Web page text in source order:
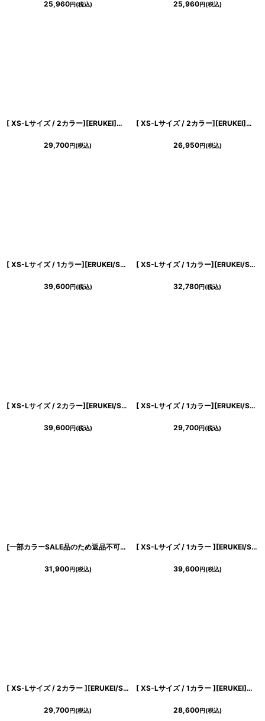
25,960円(税込) 25,960円(税込)
[ XS-Lサイズ / 2カラー][ERUKEI]アメリカンスリーブ・シフォン・花柄・プリント・スリット・セクシー・Aライン・ロングドレス[送料無料]
29,700円(税込)
[ XS-Lサイズ / 2カラー][ERUKEI]総レース・ネックビジュー・ラインストーン・ノースリーブ・スリット・マーメイド・ロングドレス[送料無料]
26,950円(税込)
[ XS-Lサイズ / 1カラー][ERUKEI/SETTAN]総レース・コルセット風・ビーズ スパンコール刺?・エレガント・Aライン・ロングドレス[送料無料]
39,600円(税込)
[ XS-Lサイズ / 1カラー][ERUKEI/SETTAN]レッド×ブラック・サテン・レース・長袖・シアー・タイト・マーメイド・ロングドレス[送料無料]
32,780円(税込)
[ XS-Lサイズ / 2カラー][ERUKEI/SETTAN]ホワイト・レッド・総レース・シアー・オフショルダー・コルセット風・スリット・マーメイド・ロングドレス[送料無料]
39,600円(税込)
[ XS-Lサイズ / 1カラー][ERUKEI/SETTAN]総レース・シアー・ノースリーブ・エレガント・スリット・フィッシュテール・タイト・マーメイド・ロングドレス[送料無料]
29,700円(税込)
[一部カラーSALE品のため返品不可＆再入荷なしの現品限り][ XS-Lサイズ / 3カラー ][ERUKEI/SETTAN]ワンショルダー・ハートドット・チュールレース・ハイウエスト・Aライン・ロングドレス[送料無料]
31,900円(税込)
[ XS-Lサイズ / 1カラー ][ERUKEI/SETTAN]ブルー×ホワイト・バイカラー・ワンショルダー・変形襟・アシンメトリー・プリーツ・Aライン・ロングドレス[送料無料]
39,600円(税込)
[ XS-Lサイズ / 2カラー ][ERUKEI/SETTAN]ベアトップ・スピンドル・シフォン・花柄・プリント・Aライン・ロングドレス[送料無料]
29,700円(税込)
[ XS-Lサイズ / 1カラー ][ERUKEI]総レース・シアー・ウエストマーク・ノースリーブ・インナーミニ・バックスリット・タイト・ロングドレス[送料無料]
28,600円(税込)